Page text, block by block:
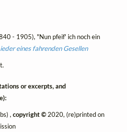
- 1905), "Nun pfeif' ich noch ein
eines fahrenden Gesellen
or excerpts, and
,copyright © 2020, (re)printed on